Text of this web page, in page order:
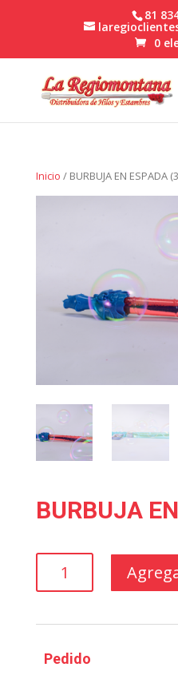
81
0
Inicio / BURBUJA EN ESPADA
BURBUJA
Pedido